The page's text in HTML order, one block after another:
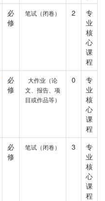
必
修
笔试（闭卷） 2
专
业
核
心
课
程
必
修
大作业（论
文、报告、项
目或作品等）
0
专
业
核
心
课
程
必
修
笔试（闭卷） 3
专
业
核
心
课
程